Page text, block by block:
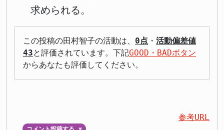
求められる。
この投稿の田村智子の活動は、 0点 ・ 活動偏差値
43と評価されています。下記GOOD・BADボタン
からあなたも評価してください。
参考URL